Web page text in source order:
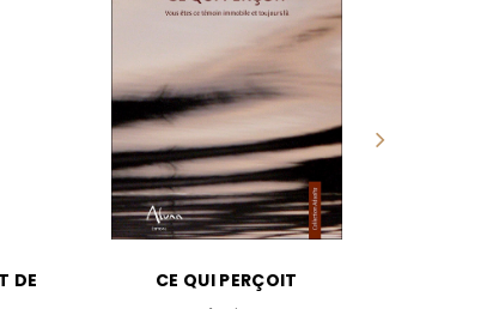
DE
CE QUI PERÇOIT